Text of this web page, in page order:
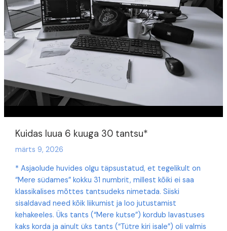
Kuidas luua 6 kuuga 30 tantsu*
märts 9, 2026
* Asjaolude huvides olgu täpsustatud, et tegelikult on
“Mere südames” kokku 31 numbrit, millest kõiki ei saa
klassikalises mõttes tantsudeks nimetada. Siiski
sisaldavad need kõik liikumist ja loo jutustamist
kehakeeles. Üks tants (“Mere kutse”) kordub lavastuses
kaks korda ja ainult üks tants (“Tütre kiri isale”) oli valmis